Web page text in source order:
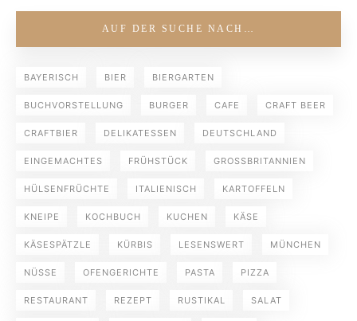
AUF DER SUCHE NACH…
BAYERISCH BIER BIERGARTEN
BUCHVORSTELLUNG BURGER CAFE CRAFT BEER
CRAFTBIER DELIKATESSEN DEUTSCHLAND
EINGEMACHTES FRÜHSTÜCK GROSSBRITANNIEN
HÜLSENFRÜCHTE ITALIENISCH KARTOFFELN
KNEIPE KOCHBUCH KUCHEN KÄSE
KÄSESPÄTZLE KÜRBIS LESENSWERT MÜNCHEN
NÜSSE OFENGERICHTE PASTA PIZZA
RESTAURANT REZEPT RUSTIKAL SALAT